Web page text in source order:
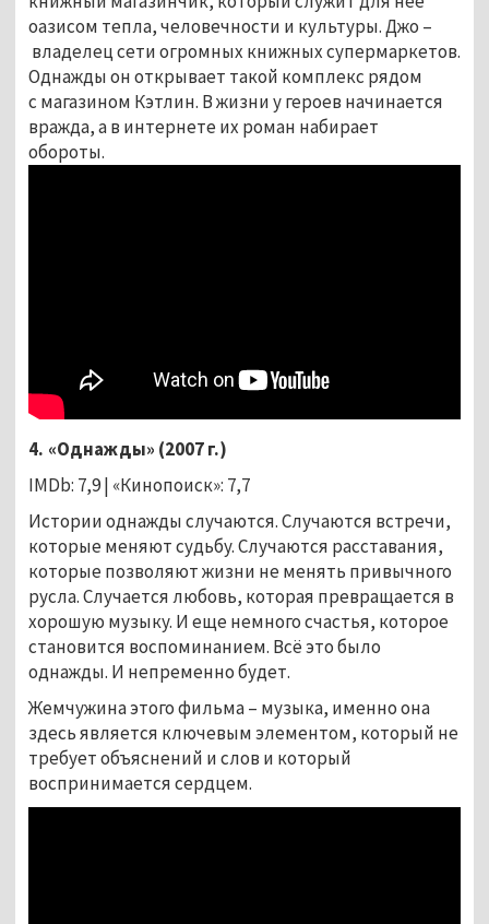
оазисом тепла, человечности и культуры.Джо –
владелец сети огромных книжных супермаркетов.
Однажды он открывает такой комплекс рядом
с магазином Кэтлин. В жизни у героев начинается
вражда, а в интернете их роман набирает
обороты.
4. «Однажды» (2007 г.)
IMDb: 7,9 | «Кинопоиск»: 7,7
Истории однажды случаются. Случаются встречи,
которые меняют судьбу. Случаются расставания,
которые позволяют жизни не менять привычного
русла. Случается любовь, которая превращается в
хорошую музыку. И еще немного счастья, которое
становится воспоминанием. Всё это было
однажды. И непременно будет.
Жемчужина этого фильма– музыка, именно она
здесь является ключевым элементом, который не
требует объяснений и слов и который
воспринимается сердцем.